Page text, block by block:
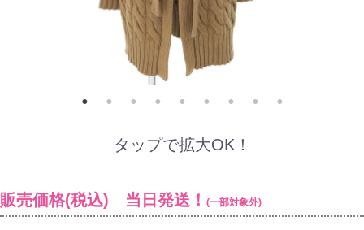
タップで拡大OK！
販売価格(税込) 当日発送！ (一部対象外)